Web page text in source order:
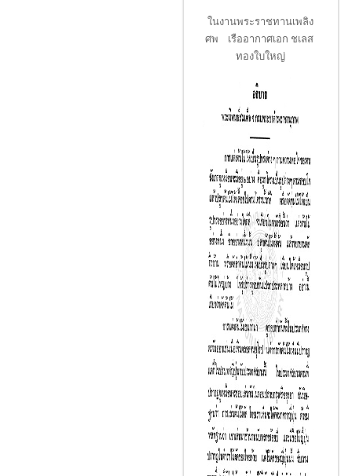
ในงานพระราชทานเพลิง
ศพ เรืออากาศเอก ชเลส
ทองใบใหญ่